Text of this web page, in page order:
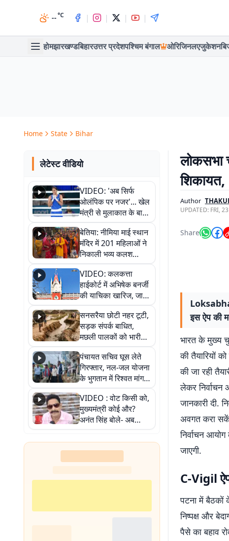
--°C | | | |
होमझारखण्डबिहारउत्तर प्रदेशपश्चिम बंगाल ओरिजिनलएजुकेशन
Home State Bihar
लेटेस्ट वीडियो
VIDEO: 'अब सिर्फ
ओलंपिक पर नजर'... खेल
मंत्री से मुलाकात के बाद
जैसमीन लंबोरिया का बड़ा
बयान
बेतिया: नीमिया माई स्थान
मंदिर में 201 महिलाओं ने
निकाली भव्य कलश
शोभायात्रा, शिवलिंग
प्राण-प्रतिष्ठा महोत्सव
शुरू
VIDEO: कलकत्ता
हाईकोर्ट में अभिषेक बनर्जी
की याचिका खारिज, जानें
क्या है पूरा मामला
सनसरैया छोटी नहर टूटी,
सड़क संपर्क बाधित,
मछली पालकों को भारी
नुकसान
पंचायत सचिव घूस लेते
गिरफ्तार, नल-जल योजना
के भुगतान में रिश्वत मांगना
पड़ा भारी
VIDEO : वोट किसी को,
मुख्यमंत्री कोई और?
अनंत सिंह बोले- अब
जनता हर चुनाव में देगी
जवाब
लोकसभा
शिकायत,
Author
UPDATED: FRI,
Share
इस ऐप की
भारत के मुख्य
की तैयारियों
की जा रही
लेकर
जानकारी दी.
अवगत करा
निर्वाचन
जाएगी.
C-Vigil
पटना में बैठकों
निष्पक्ष और
पैसे का बहाव